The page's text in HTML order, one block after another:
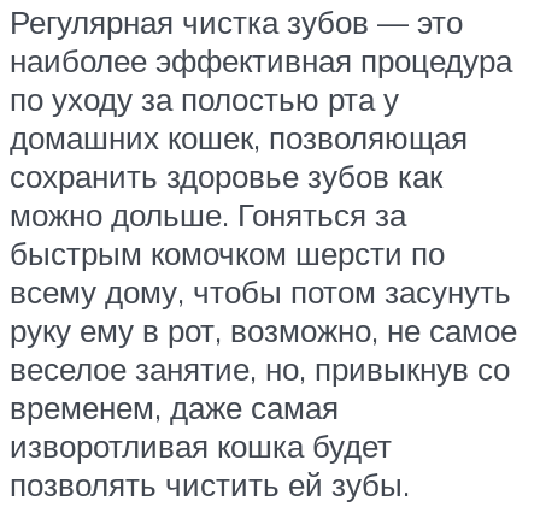
Регулярная чистка зубов — это
наиболее эффективная процедура
по уходу за полостью рта у
домашних кошек, позволяющая
сохранить здоровье зубов как
можно дольше. Гоняться за
быстрым комочком шерсти по
всему дому, чтобы потом засунуть
руку ему в рот, возможно, не самое
веселое занятие, но, привыкнув со
временем, даже самая
изворотливая кошка будет
позволять чистить ей зубы.